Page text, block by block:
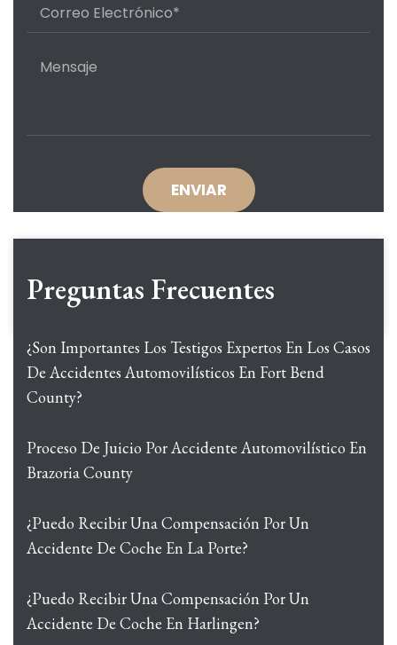
Preguntas Frecuentes
¿Son Importantes Los Testigos Expertos En Los Casos
De Accidentes Automovilísticos En Fort Bend
County?
Proceso De Juicio Por Accidente Automovilístico En
Brazoria County
¿Puedo Recibir Una Compensación Por Un
Accidente De Coche En La Porte?
¿Puedo Recibir Una Compensación Por Un
Accidente De Coche En Harlingen?